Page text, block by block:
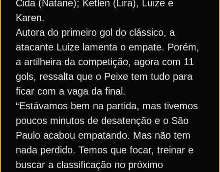
Cida (Natane); Ketlen (Lira), Luize e
Karen.
Autora do primeiro gol do clássico, a
atacante Luize lamenta o empate. Porém,
a artilheira da competição, agora com 11
gols, ressalta que o Peixe tem tudo para
ficar com a vaga da final.
“Estávamos bem na partida, mas tivemos
poucos minutos de desatenção e o São
Paulo acabou empatando. Mas não tem
nada perdido. Temos que focar, treinar e
buscar a classificação no próximo